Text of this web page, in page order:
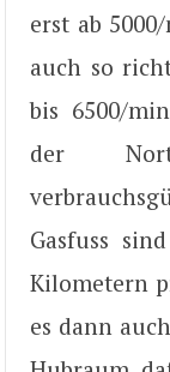
erst ab
auch so
bis 6500/
der
Gasfuss
Kilometern
es dann